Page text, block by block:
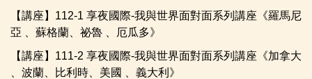
【講座】112-1 享夜國際-我與世界面對面系列講座《羅馬尼
亞 、蘇格蘭、祕魯 、厄瓜多》
【講座】111-2 享夜國際-我與世界面對面系列講座《加拿大
、波蘭、比利時、美國 、義大利》